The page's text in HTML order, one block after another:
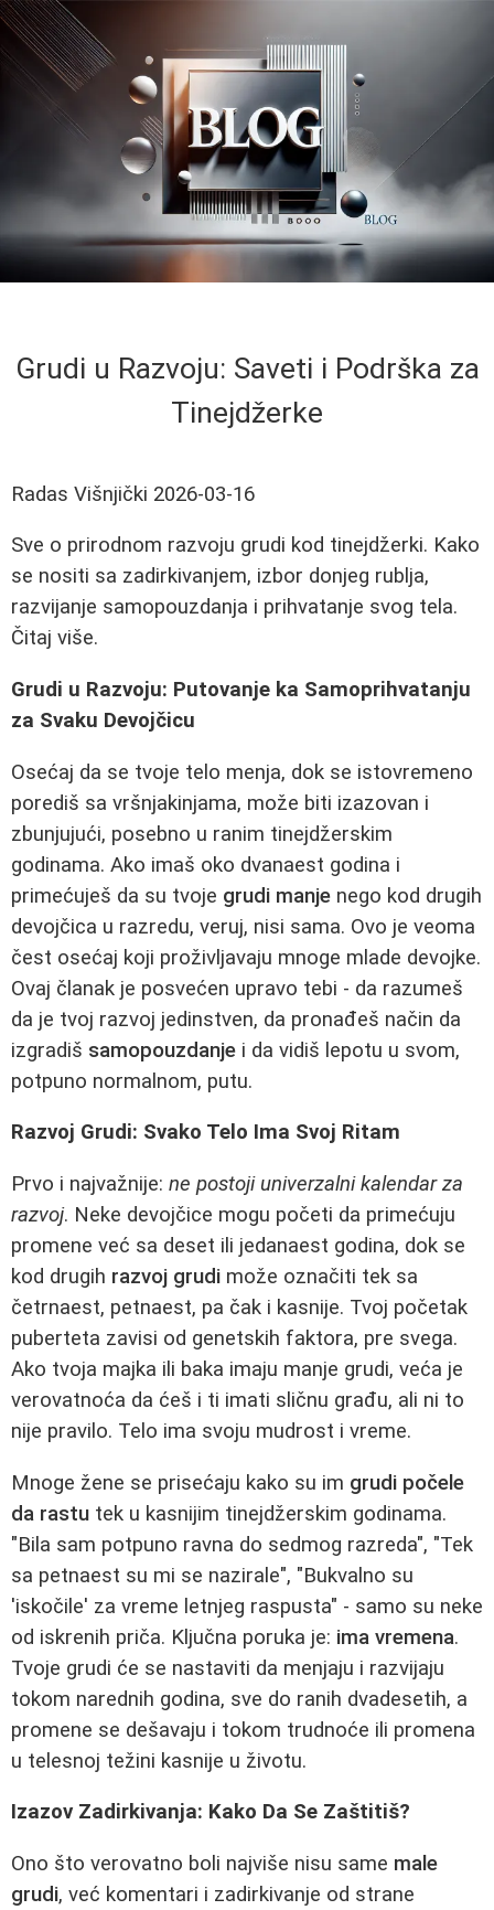
Grudi u Razvoju: Saveti i Podrška za
Tinejdžerke
Radas Višnjički 2026-03-16
Sve o prirodnom razvoju grudi kod tinejdžerki. Kako
se nositi sa zadirkivanjem, izbor donjeg rublja,
razvijanje samopouzdanja i prihvatanje svog tela.
Čitaj više.
Grudi u Razvoju: Putovanje ka Samoprihvatanju
za Svaku Devojčicu
Osećaj da se tvoje telo menja, dok se istovremeno
porediš sa vršnjakinjama, može biti izazovan i
zbunjujući, posebno u ranim tinejdžerskim
godinama. Ako imaš oko dvanaest godina i
primećuješ da su tvoje grudi manje nego kod drugih
devojčica u razredu, veruj, nisi sama. Ovo je veoma
čest osećaj koji proživljavaju mnoge mlade devojke.
Ovaj članak je posvećen upravo tebi - da razumeš
da je tvoj razvoj jedinstven, da pronađeš način da
izgradiš samopouzdanje i da vidiš lepotu u svom,
potpuno normalnom, putu.
Razvoj Grudi: Svako Telo Ima Svoj Ritam
Prvo i najvažnije: ne postoji univerzalni kalendar za
razvoj. Neke devojčice mogu početi da primećuju
promene već sa deset ili jedanaest godina, dok se
kod drugih razvoj grudi može označiti tek sa
četrnaest, petnaest, pa čak i kasnije. Tvoj početak
puberteta zavisi od genetskih faktora, pre svega.
Ako tvoja majka ili baka imaju manje grudi, veća je
verovatnoća da ćeš i ti imati sličnu građu, ali ni to
nije pravilo. Telo ima svoju mudrost i vreme.
Mnoge žene se prisećaju kako su im grudi počele
da rastu tek u kasnijim tinejdžerskim godinama.
"Bila sam potpuno ravna do sedmog razreda", "Tek
sa petnaest su mi se nazirale", "Bukvalno su
'iskočile' za vreme letnjeg raspusta" - samo su neke
od iskrenih priča. Ključna poruka je: ima vremena.
Tvoje grudi će se nastaviti da menjaju i razvijaju
tokom narednih godina, sve do ranih dvadesetih, a
promene se dešavaju i tokom trudnoće ili promena
u telesnoj težini kasnije u životu.
Izazov Zadirkivanja: Kako Da Se Zaštitiš?
Ono što verovatno boli najviše nisu same male
grudi, već komentari i zadirkivanje od strane